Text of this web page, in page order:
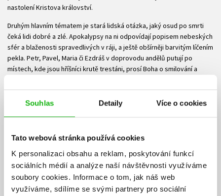
Souhlas Detaily Více o cookies
Tato webová stránka používá cookies
K personalizaci obsahu a reklam, poskytování funkcí
sociálních médií a analýze naší návštěvnosti využíváme
soubory cookies. Informace o tom, jak náš web
využíváme, sdílíme se svými partnery pro sociální
nastolení Kristova království.
Druhým hlavním tématem je stará lidská otázka, jaký osud po smrti
čeká lidi dobré a zlé. Apokalypsy na ni odpovídají popisem nebeských
sfér a blaženosti spravedlivých v ráji, a ještě obšírněji barvitým líčením
pekla. Petr, Pavel, Maria či Ezdráš v doprovodu andělů putují po
místech, kde jsou hříšníci krutě trestáni, prosí Boha o smilování a
Český překlad dvaceti apokryfních spisů z řečtiny, latiny a koptštiny,
připravený v Centru biblických studií v Praze, je doprovázen
zasvěcenými úvody a komentáři.
Ke stažení
PDF Ukázka.pdf